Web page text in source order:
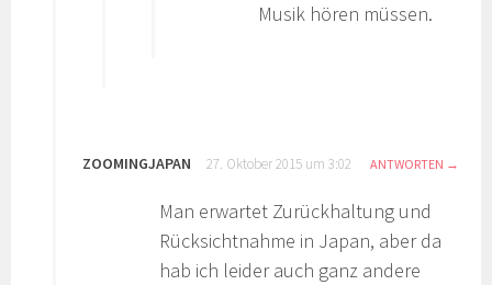
Musik hören müssen.
ZOOMINGJAPAN 27. Oktober 2015 um 3:02 ANTWORTEN
Man erwartet Zurückhaltung und
Rücksichtnahme in Japan, aber da
hab ich leider auch ganz andere